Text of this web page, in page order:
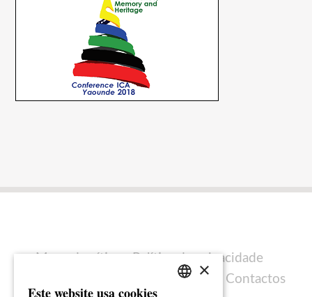
Mapa do sítio
Política de privacidade
Ficha técnica Contactos
×
Este website usa cookies